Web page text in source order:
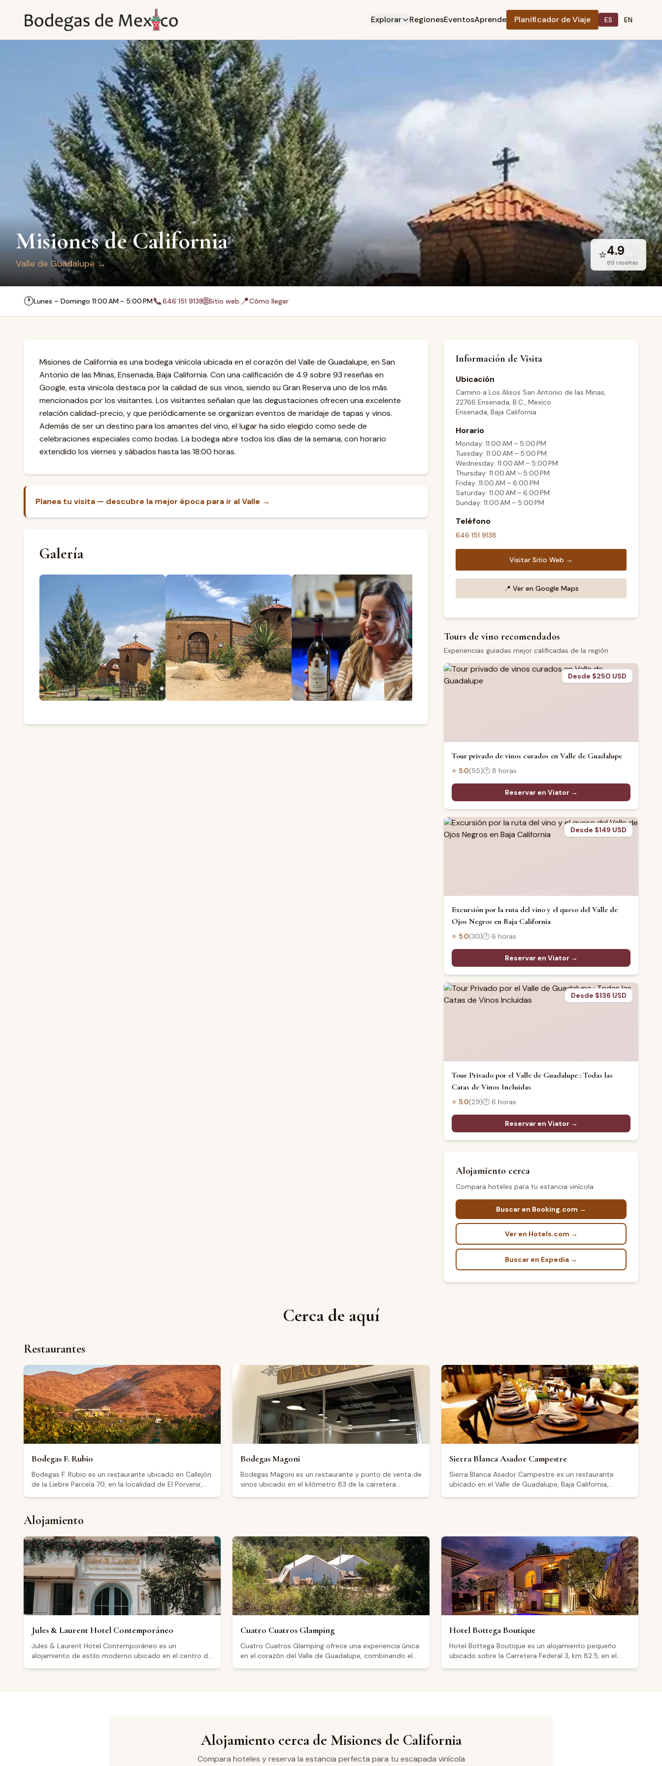
Explorar RegionesEventosAprende Planificador de Viaje ES EN
Misiones de California
Valle de Guadalupe →
⭐4.9
89 reseñas
🕐Lunes – Domingo 11:00 AM – 5:00 PM📞646 151 9138🌐Sitio web 📍Cómo llegar
Misiones de California es una bodega vinícola ubicada en el corazón del Valle de Guadalupe, en San
Antonio de las Minas, Ensenada, Baja California. Con una calificación de 4.9 sobre 93 reseñas en
Google, esta vinicola destaca por la calidad de sus vinos, siendo su Gran Reserva uno de los más
mencionados por los visitantes. Los visitantes señalan que las degustaciones ofrecen una excelente
relación calidad-precio, y que periódicamente se organizan eventos de maridaje de tapas y vinos.
Además de ser un destino para los amantes del vino, el lugar ha sido elegido como sede de
celebraciones especiales como bodas. La bodega abre todos los días de la semana, con horario
extendido los viernes y sábados hasta las 18:00 horas.
Planea tu visita — descubre la mejor época para ir al Valle →
Galería
Información de Visita
Ubicación
Camino a Los Alisos San Antonio de las Minas,
22766 Ensenada, B.C., Mexico
Ensenada, Baja California
Horario
Monday: 11:00 AM – 5:00 PM
Tuesday: 11:00 AM – 5:00 PM
Wednesday: 11:00 AM – 5:00 PM
Thursday: 11:00 AM – 5:00 PM
Friday: 11:00 AM – 6:00 PM
Saturday: 11:00 AM – 6:00 PM
Sunday: 11:00 AM – 5:00 PM
Teléfono
646 151 9138
Visitar Sitio Web →
📍 Ver en Google Maps
Tours de vino recomendados
Experiencias guiadas mejor calificadas de la región
Desde $250 USD
Tour privado de vinos curados en Valle de Guadalupe
⭐ 5.0(55)🕐 8 horas
Reservar en Viator →
Desde $149 USD
Excursión por la ruta del vino y el queso del Valle de
Ojos Negros en Baja California
⭐ 5.0(30)🕐6 horas
Reservar en Viator →
Desde $136 USD
Tour Privado por el Valle de Guadalupe : Todas las
Catas de Vinos Incluidas
⭐ 5.0(29)🕐6 horas
Reservar en Viator →
Alojamiento cerca
Compara hoteles para tu estancia vinícola
Buscar en Booking.com →
Ver en Hotels.com →
Buscar en Expedia →
Cerca de aquí
Restaurantes
Bodegas F. Rubio
Bodegas F. Rubio es un restaurante ubicado en Callejón
de la Liebre Parcela 70, en la localidad de El Porvenir,
sobre 392 reseñas en Google. Los visitantes destacan
la calidad de la comida, el ambiente agradable y la
lugar es apto para eventos privados y que cuenta con
vistas panorámicas. El restaurante abre jueves y lunes
de 11:00 a 18:00, viernes de 00:00 a 19:00, y sábados y
domingos de 12:00 a 19:00; permanece cerrado los
martes y miércoles.
Bodegas Magoni
Bodegas Magoni es un restaurante y punto de venta de
vinos ubicado en el kilómetro 83 de la carretera
17:00 horas, con extensión hasta las 18:00 los sábados.
Los visitantes destacan el ambiente relajado al aire
libre, con mesas bajo árboles, y mencionan opciones
de alimentos como paninis, quesos y embutidos, así
como una selección de vinos a distintos precios.
Sierra Blanca Asador Campestre
Sierra Blanca Asador Campestre es un restaurante
ubicado en el Valle de Guadalupe, Baja California,
destacan la calidad de los ingredientes, el ambiente
campestre y las opciones de desayuno, mencionando
platillos como chilaquiles, omelettes y birria entre sus
pedidos. El restaurante ofrece un entorno apropiado
para quienes exploran la región vinícola del Valle de
Guadalupe.
Alojamiento
Jules & Laurent Hotel Contemporáneo
Jules & Laurent Hotel Contemporáneo es un
alojamiento de estilo moderno ubicado en el centro de
filtrarse algo de ruido exterior. Su ubicación céntrica lo
Cuatro Cuatros Glamping
Cuatro Cuatros Glamping ofrece una experiencia única
en el corazón del Valle de Guadalupe, combinando el
Hotel Bottega Boutique
Hotel Bottega Boutique es un alojamiento pequeño
ubicado sobre la Carretera Federal 3, km 82.5, en el
promedio en Google es de 3.9 sobre 5, basada en 41
reseñas; algunos huéspedes elogian la comodidad de
las camas y la tranquilidad del entorno, mientras que
otros señalan problemas con el ruido nocturno y la
Alojamiento cerca de Misiones de California
Compara hoteles y reserva la estancia perfecta para tu escapada vinícola